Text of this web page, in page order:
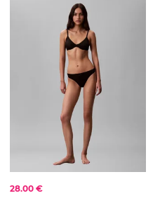
28.00 €